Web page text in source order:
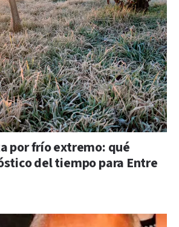
por frío extremo: qué
del tiempo para Entre